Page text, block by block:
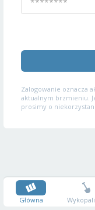
Zalogowanie oznacza
aktualnym brzmieniu.
prosimy o
Główna